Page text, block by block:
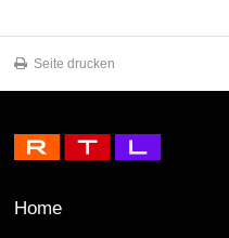
Seite drucken
Home